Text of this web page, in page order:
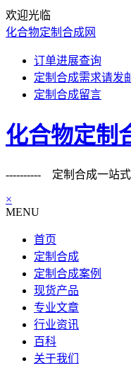
欢迎光临
化合物定制合成网
订单进展查询
定制合成需求请发
定制合成留言
化合物定制
---------- 定制合成一站式
×
MENU
首页
定制合成
定制合成案例
现货产品
专业文章
行业资讯
百科
关于我们